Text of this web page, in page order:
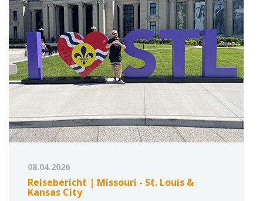
08.04.2026
Reisebericht | Missouri - St. Louis &
Kansas City